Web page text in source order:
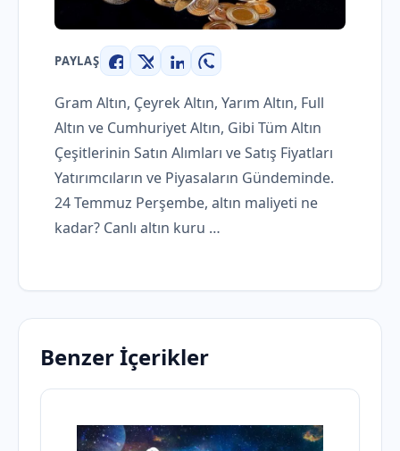
PAYLAŞ
Facebook
X LinkedInWhatsApp
Gram Altın, Çeyrek Altın, Yarım Altın, Full
Altın ve Cumhuriyet Altın, Gibi Tüm Altın
Çeşitlerinin Satın Alımları ve Satış Fiyatları
Yatırımcıların ve Piyasaların Gündeminde.
24 Temmuz Perşembe, altın maliyeti ne
kadar? Canlı altın kuru …
Benzer İçerikler